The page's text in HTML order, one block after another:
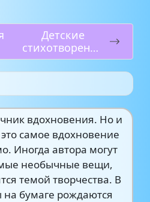
Детские
стихотворения
про концерт
вдохновения. Но и
самое вдохновение
Иногда автора могут
необычные вещи,
темой творчества. В
бумаге рождаются